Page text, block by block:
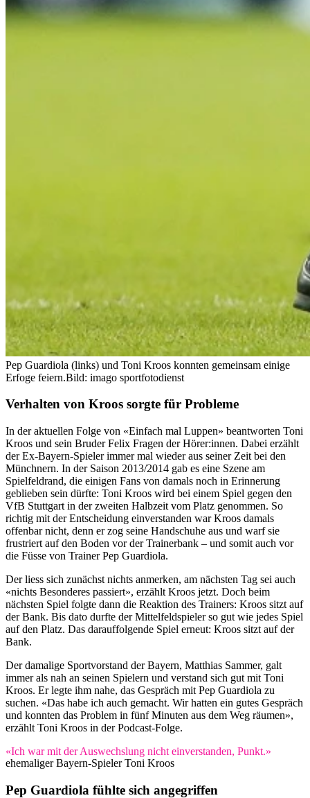
Pep Guardiola (links) und Toni Kroos konnten gemeinsam einige
Erfoge feiern.Bild: imago sportfotodienst
Verhalten von Kroos sorgte für Probleme
In der aktuellen Folge von «Einfach mal Luppen» beantworten Toni
Kroos und sein Bruder Felix Fragen der Hörer:innen. Dabei erzählt
der Ex-Bayern-Spieler immer mal wieder aus seiner Zeit bei den
Münchnern. In der Saison 2013/2014 gab es eine Szene am
Spielfeldrand, die einigen Fans von damals noch in Erinnerung
geblieben sein dürfte: Toni Kroos wird bei einem Spiel gegen den
VfB Stuttgart in der zweiten Halbzeit vom Platz genommen. So
richtig mit der Entscheidung einverstanden war Kroos damals
offenbar nicht, denn er zog seine Handschuhe aus und warf sie
frustriert auf den Boden vor der Trainerbank – und somit auch vor
die Füsse von Trainer Pep Guardiola.
Der liess sich zunächst nichts anmerken, am nächsten Tag sei auch
«nichts Besonderes passiert», erzählt Kroos jetzt. Doch beim
nächsten Spiel folgte dann die Reaktion des Trainers: Kroos sitzt auf
der Bank. Bis dato durfte der Mittelfeldspieler so gut wie jedes Spiel
auf den Platz. Das darauffolgende Spiel erneut: Kroos sitzt auf der
Bank.
Der damalige Sportvorstand der Bayern, Matthias Sammer, galt
immer als nah an seinen Spielern und verstand sich gut mit Toni
Kroos. Er legte ihm nahe, das Gespräch mit Pep Guardiola zu
suchen. «Das habe ich auch gemacht. Wir hatten ein gutes Gespräch
und konnten das Problem in fünf Minuten aus dem Weg räumen»,
erzählt Toni Kroos in der Podcast-Folge.
«Ich war mit der Auswechslung nicht einverstanden, Punkt.»
ehemaliger Bayern-Spieler Toni Kroos
Pep Guardiola fühlte sich angegriffen